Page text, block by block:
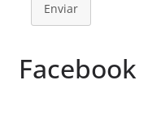
Enviar
Facebook